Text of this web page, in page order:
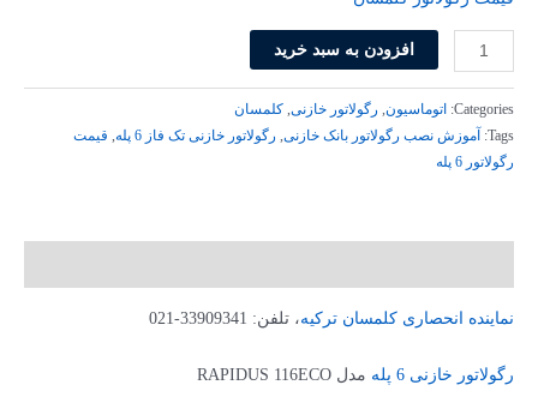
رگولاتور
بانک
خازنی
6
پله
کد
عدد
افزودن به سبد خرید
Categories: اتوماسیون, رگولاتور خازنی, کلمسان
Tags:
آموزش نصب رگولاتور بانک خازنی, رگولاتور خازنی تک فاز 6 پله , قیمت
رگولاتور 6 پله
نماینده انحصاری کلمسان ترکیه، تلفن: 33909341-021
رگولاتور خازنی 6 پله مدل RAPIDUS 116ECO